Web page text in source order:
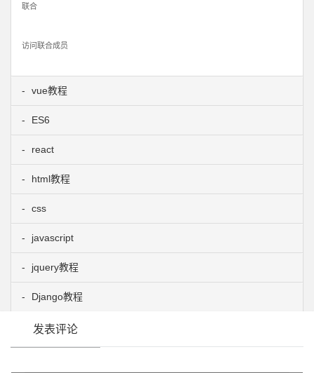
联合
访问联合成员
vue教程
ES6
react
html教程
css
javascript
jquery教程
Django教程
发表评论